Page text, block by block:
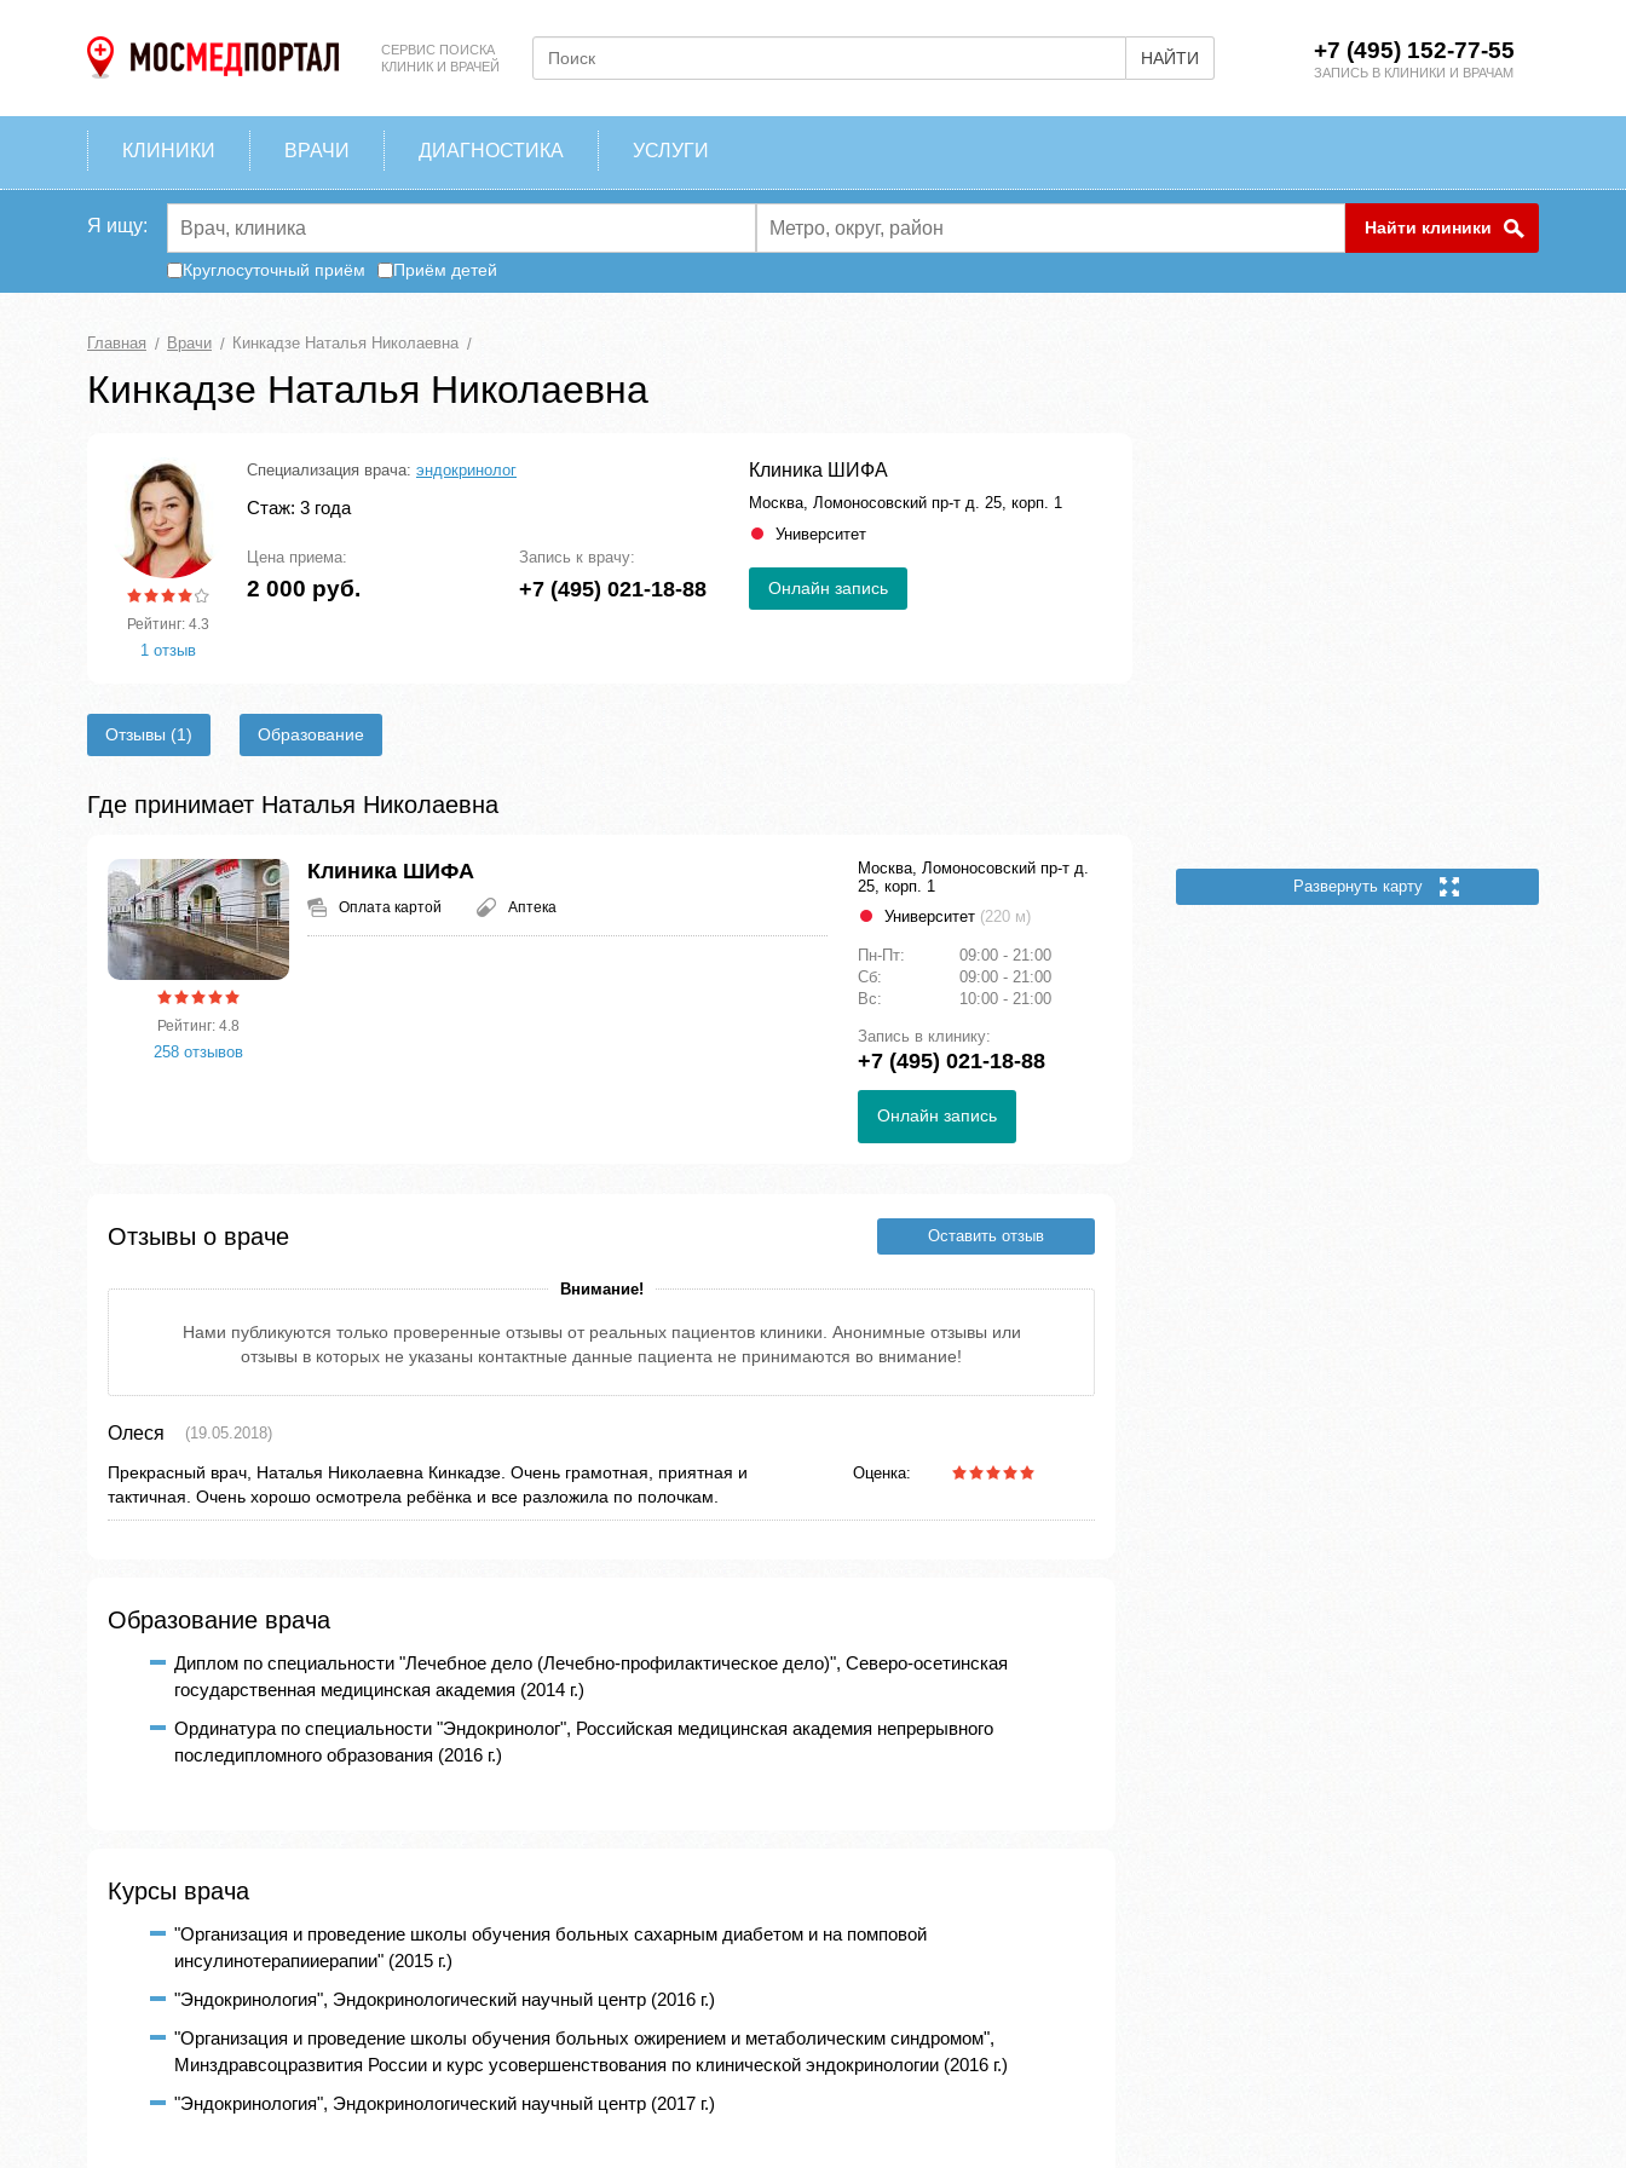
СЕРВИС ПОИСКА
КЛИНИК И ВРАЧЕЙ
НАЙТИ +7 (495) 152-77-55
ЗАПИСЬ В КЛИНИКИ И ВРАЧАМ
КЛИНИКИ ВРАЧИ ДИАГНОСТИКА УСЛУГИ
Я ищу: Найти клиники
Круглосуточный приём Приём детей
Главная Врачи Кинкадзе Наталья Николаевна
Кинкадзе Наталья Николаевна
Рейтинг: 4.3
1 отзыв
Специализация врача: эндокринолог
Стаж: 3 года
Цена приема:
2 000 руб.
Запись к врачу:
+7 (495) 021-18-88
Клиника ШИФА
Москва, Ломоносовский пр-т д. 25, корп. 1
Университет
Онлайн запись
Отзывы (1) Образование
Где принимает Наталья Николаевна
Рейтинг: 4.8
258 отзывов
Клиника ШИФА
Оплата картой Аптека
Москва, Ломоносовский пр-т д.
25, корп. 1
Университет (220 м)
Пн-Пт:
09:00 - 21:00
Сб:
09:00 - 21:00
Вс:
10:00 - 21:00
Запись в клинику:
+7 (495) 021-18-88
Онлайн запись
Отзывы о враче Оставить отзыв
Внимание!
Нами публикуются только проверенные отзывы от реальных пациентов клиники. Анонимные отзывы или
отзывы в которых не указаны контактные данные пациента не принимаются во внимание!
Олеся (19.05.2018)
Прекрасный врач, Наталья Николаевна Кинкадзе. Очень грамотная, приятная и
тактичная. Очень хорошо осмотрела ребёнка и все разложила по полочкам.
Оценка:
Образование врача
Диплом по специальности "Лечебное дело (Лечебно-профилактическое дело)", Северо-осетинская
государственная медицинская академия (2014 г.)
Ординатура по специальности "Эндокринолог", Российская медицинская академия непрерывного
последипломного образования (2016 г.)
Курсы врача
"Организация и проведение школы обучения больных сахарным диабетом и на помповой
инсулинотерапииерапии" (2015 г.)
"Эндокринология", Эндокринологический научный центр (2016 г.)
"Организация и проведение школы обучения больных ожирением и метаболическим синдромом",
Минздравсоцразвития России и курс усовершенствования по клинической эндокринологии (2016 г.)
"Эндокринология", Эндокринологический научный центр (2017 г.)
Развернуть карту